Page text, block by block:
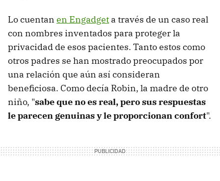
Lo cuentan en Engadget a través de un caso real
con nombres inventados para proteger la
privacidad de esos pacientes. Tanto estos como
otros padres se han mostrado preocupados por
una relación que aún así consideran
beneficiosa. Como decía Robin, la madre de otro
niño, "sabe que no es real, pero sus respuestas
le parecen genuinas y le proporcionan confort".